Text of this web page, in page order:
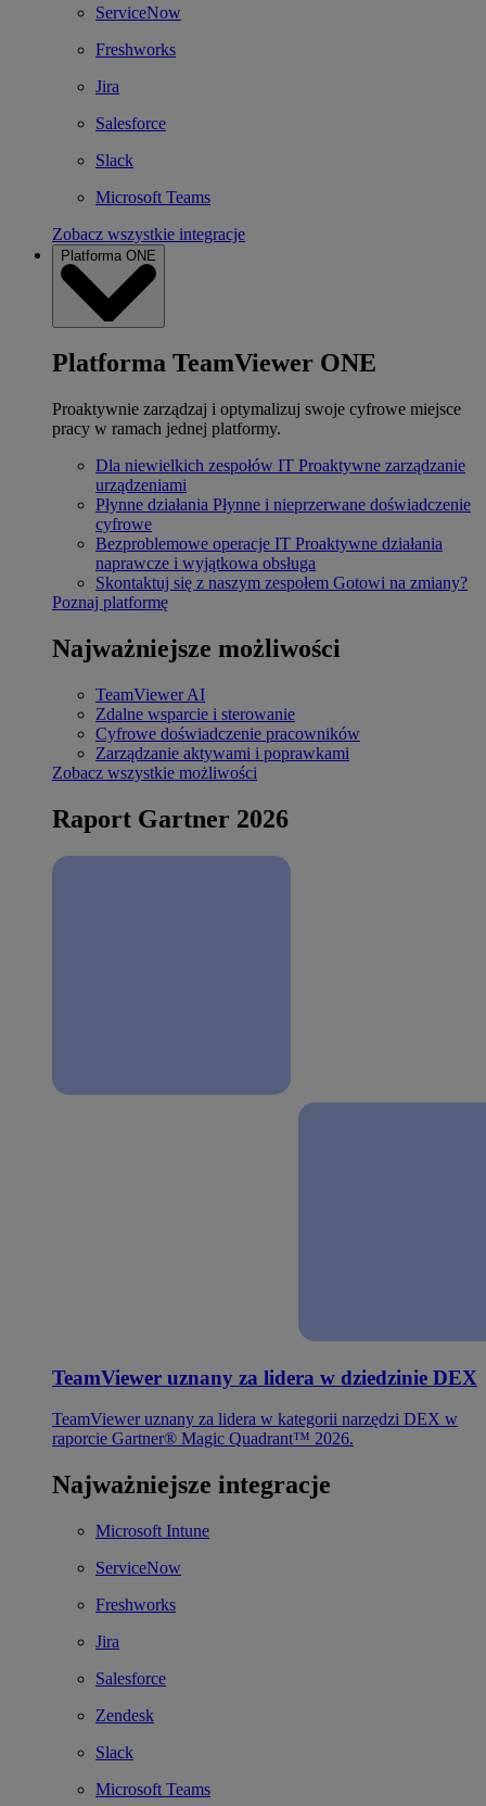
ServiceNow
Freshworks
Jira
Salesforce
Slack
Microsoft Teams
Zobacz wszystkie integracje
Platforma ONE
Platforma TeamViewer ONE
Proaktywnie zarządzaj i optymalizuj swoje cyfrowe miejsce
pracy w ramach jednej platformy.
Dla niewielkich zespołów IT Proaktywne zarządzanie
urządzeniami
Płynne działania Płynne i nieprzerwane doświadczenie
cyfrowe
Bezproblemowe operacje IT Proaktywne działania
naprawcze i wyjątkowa obsługa
Skontaktuj się z naszym zespołem Gotowi na zmiany?
Poznaj platformę
Najważniejsze możliwości
TeamViewer AI
Zdalne wsparcie i sterowanie
Cyfrowe doświadczenie pracowników
Zarządzanie aktywami i poprawkami
Zobacz wszystkie możliwości
Raport Gartner 2026
TeamViewer uznany za lidera w dziedzinie DEX
TeamViewer uznany za lidera w kategorii narzędzi DEX w
raporcie Gartner® Magic Quadrant™ 2026.
Najważniejsze integracje
Microsoft Intune
ServiceNow
Freshworks
Jira
Salesforce
Zendesk
Slack
Microsoft Teams